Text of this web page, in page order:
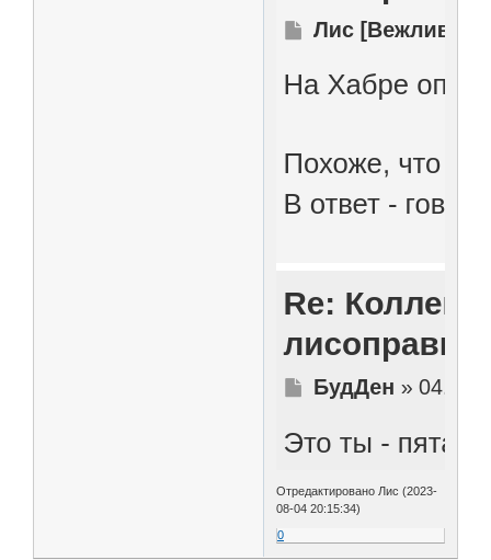
Отредактировано Лис (2023-
08-04 20:15:34)
0